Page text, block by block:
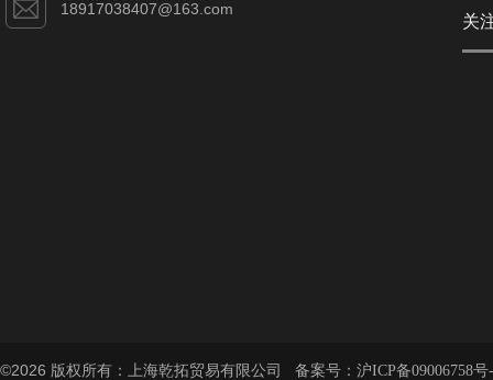
18917038407@163.com
关
©2026 版权所有：上海乾拓贸易有限公司 备案号： 沪ICP备09006758号